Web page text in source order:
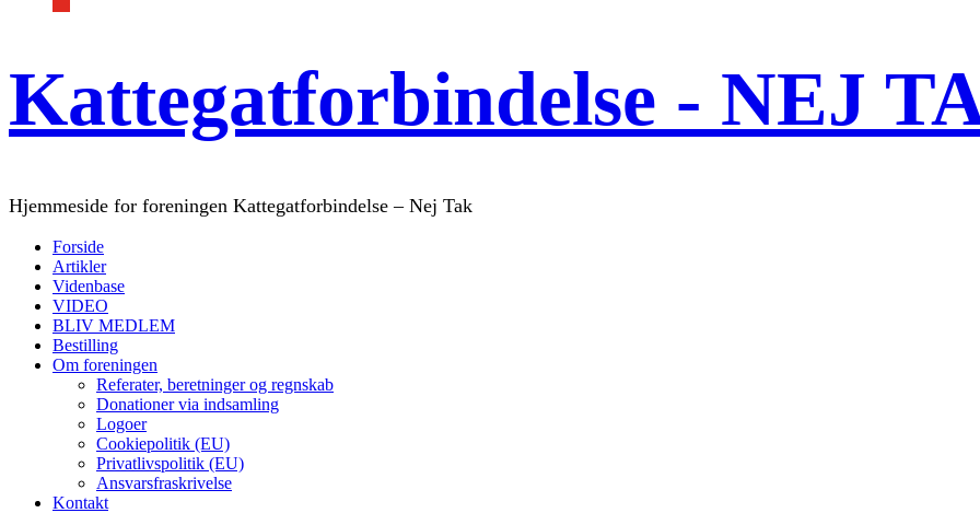
Kattegatforbindelse - NEJ
Hjemmeside for foreningen Kattegatforbindelse – Nej Tak
Forside
Artikler
Videnbase
VIDEO
BLIV MEDLEM
Bestilling
Om foreningen
Referater, beretninger og regnskab
Donationer via indsamling
Logoer
Cookiepolitik (EU)
Privatlivspolitik (EU)
Ansvarsfraskrivelse
Kontakt